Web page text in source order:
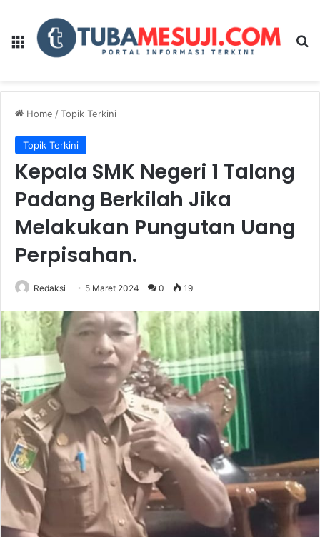
Menu
Home /Topik Terkini
Topik Terkini
Kepala SMK Negeri 1 Talang
Padang Berkilah Jika
Melakukan Pungutan Uang
Perpisahan.
Redaksi 5 Maret 2024 0 19